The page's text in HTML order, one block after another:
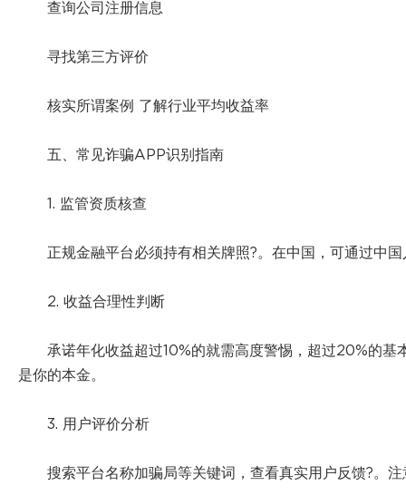
查询公司注册信息
寻找第三方评价
核实所谓案例 了解行业平均收益率
五、常见诈骗APP识别指南
1. 监管资质核查
正规金融平台必须持有相关牌照?。在中国，可通过中
2. 收益合理性判断
承诺年化收益超过10%的就需高度警惕，超过20%的
是你的本金。
3. 用户评价分析
搜索平台名称加骗局等关键词，查看真实用户反馈?。